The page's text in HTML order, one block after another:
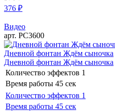
376 ₽
Видео
арт. РС3600
Дневной фонтан Ждём сыночка
Дневной фонтан Ждём сыночка
Количество эффектов 1
Время работы 45 сек
Количество эффектов 1
Время работы 45 сек